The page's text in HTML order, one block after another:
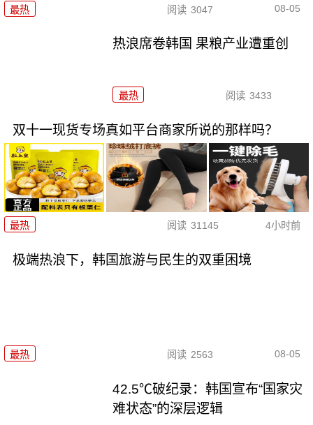
最热 阅读 3047 08-05
热浪席卷韩国 果粮产业遭重创
最热 阅读 3433
双十一现货专场真如平台商家所说的那样吗？
最热 阅读 31145 4小时前
极端热浪下，韩国旅游与民生的双重困境
最热 阅读 2563 08-05
42.5℃破纪录：韩国宣布“国家灾
难状态”的深层逻辑